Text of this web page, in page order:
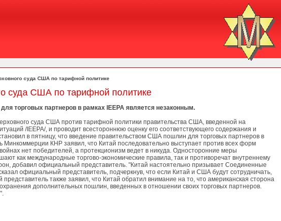
суда США по тарифной политике
суда США по тарифной политике
торговых партнеров в рамках IEEPA является незаконным.
суда США против тарифной политики правительства США, введенной на
/IEEPA/, и проводит всестороннюю оценку его соответствующего содержания и
в пятницу, что введение правительством США пошлин для торговых партнеров в
КНР заявил, что Китай последовательно выступает против всех форм
нет победителей, а протекционизм ведет в никуда. Односторонние меры
как международные торгово-экономические правила, так и противоречат внутреннему
добавил официальный представитель. "Китай настоятельно призывает Соединенные
официальный представитель, подчеркнув, что если Китай и США будут сотрудничать,
также заявил, что Китай обратил внимание на то, что американская сторона
дополнительных пошлин, введенных в отношении своих торговых партнеров.